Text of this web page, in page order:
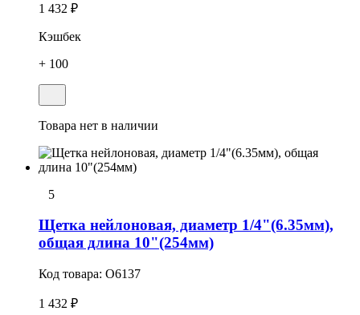
1 432 ₽
Кэшбек
+ 100
Товара нет в наличии
5
Щетка нейлоновая, диаметр 1/4"(6.35мм),
общая длина 10"(254мм)
Код товара: O6137
1 432 ₽